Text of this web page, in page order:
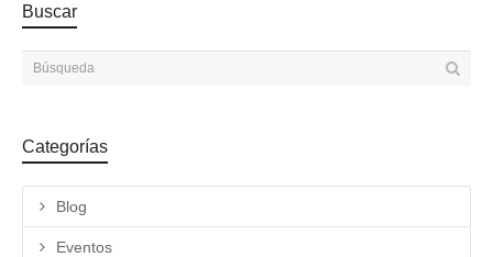
Buscar
Categorías
Blog
Eventos